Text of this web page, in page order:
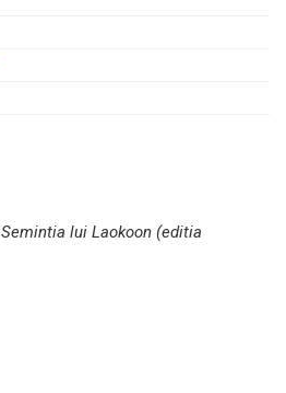
Semintia lui Laokoon (editia